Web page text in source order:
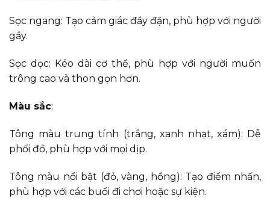
Sọc ngang: Tạo cảm giác đầy đặn, phù hợp với người
gầy.
Sọc dọc: Kéo dài cơ thể, phù hợp với người muốn
trông cao và thon gọn hơn.
Màu sắc:
Tông màu trung tính (trắng, xanh nhạt, xám): Dễ
phối đồ, phù hợp với mọi dịp.
Tông màu nổi bật (đỏ, vàng, hồng): Tạo điểm nhấn,
phù hợp với các buổi đi chơi hoặc sự kiện.